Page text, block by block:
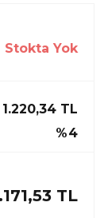
Stokta Yok
1.220,34 TL
%4
TL